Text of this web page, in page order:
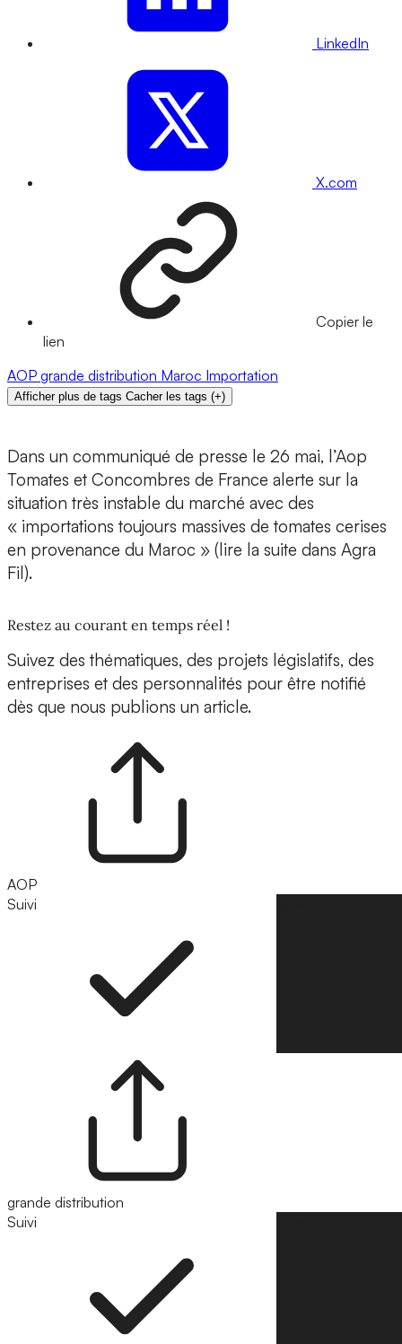
LinkedIn
X.com
Copier le
lien
AOP grande distribution Maroc Importation
Afficher plus de tags Cacher les tags (+)
Dans un communiqué de presse le 26 mai, l’Aop
Tomates et Concombres de France alerte sur la
situation très instable du marché avec des
« importations toujours massives de tomates cerises
en provenance du Maroc » (lire la suite dans Agra
Fil).
Restez au courant en temps réel !
Suivez des thématiques, des projets législatifs, des
entreprises et des personnalités pour être notifié
dès que nous publions un article.
AOP
Suivi
grande distribution
Suivi